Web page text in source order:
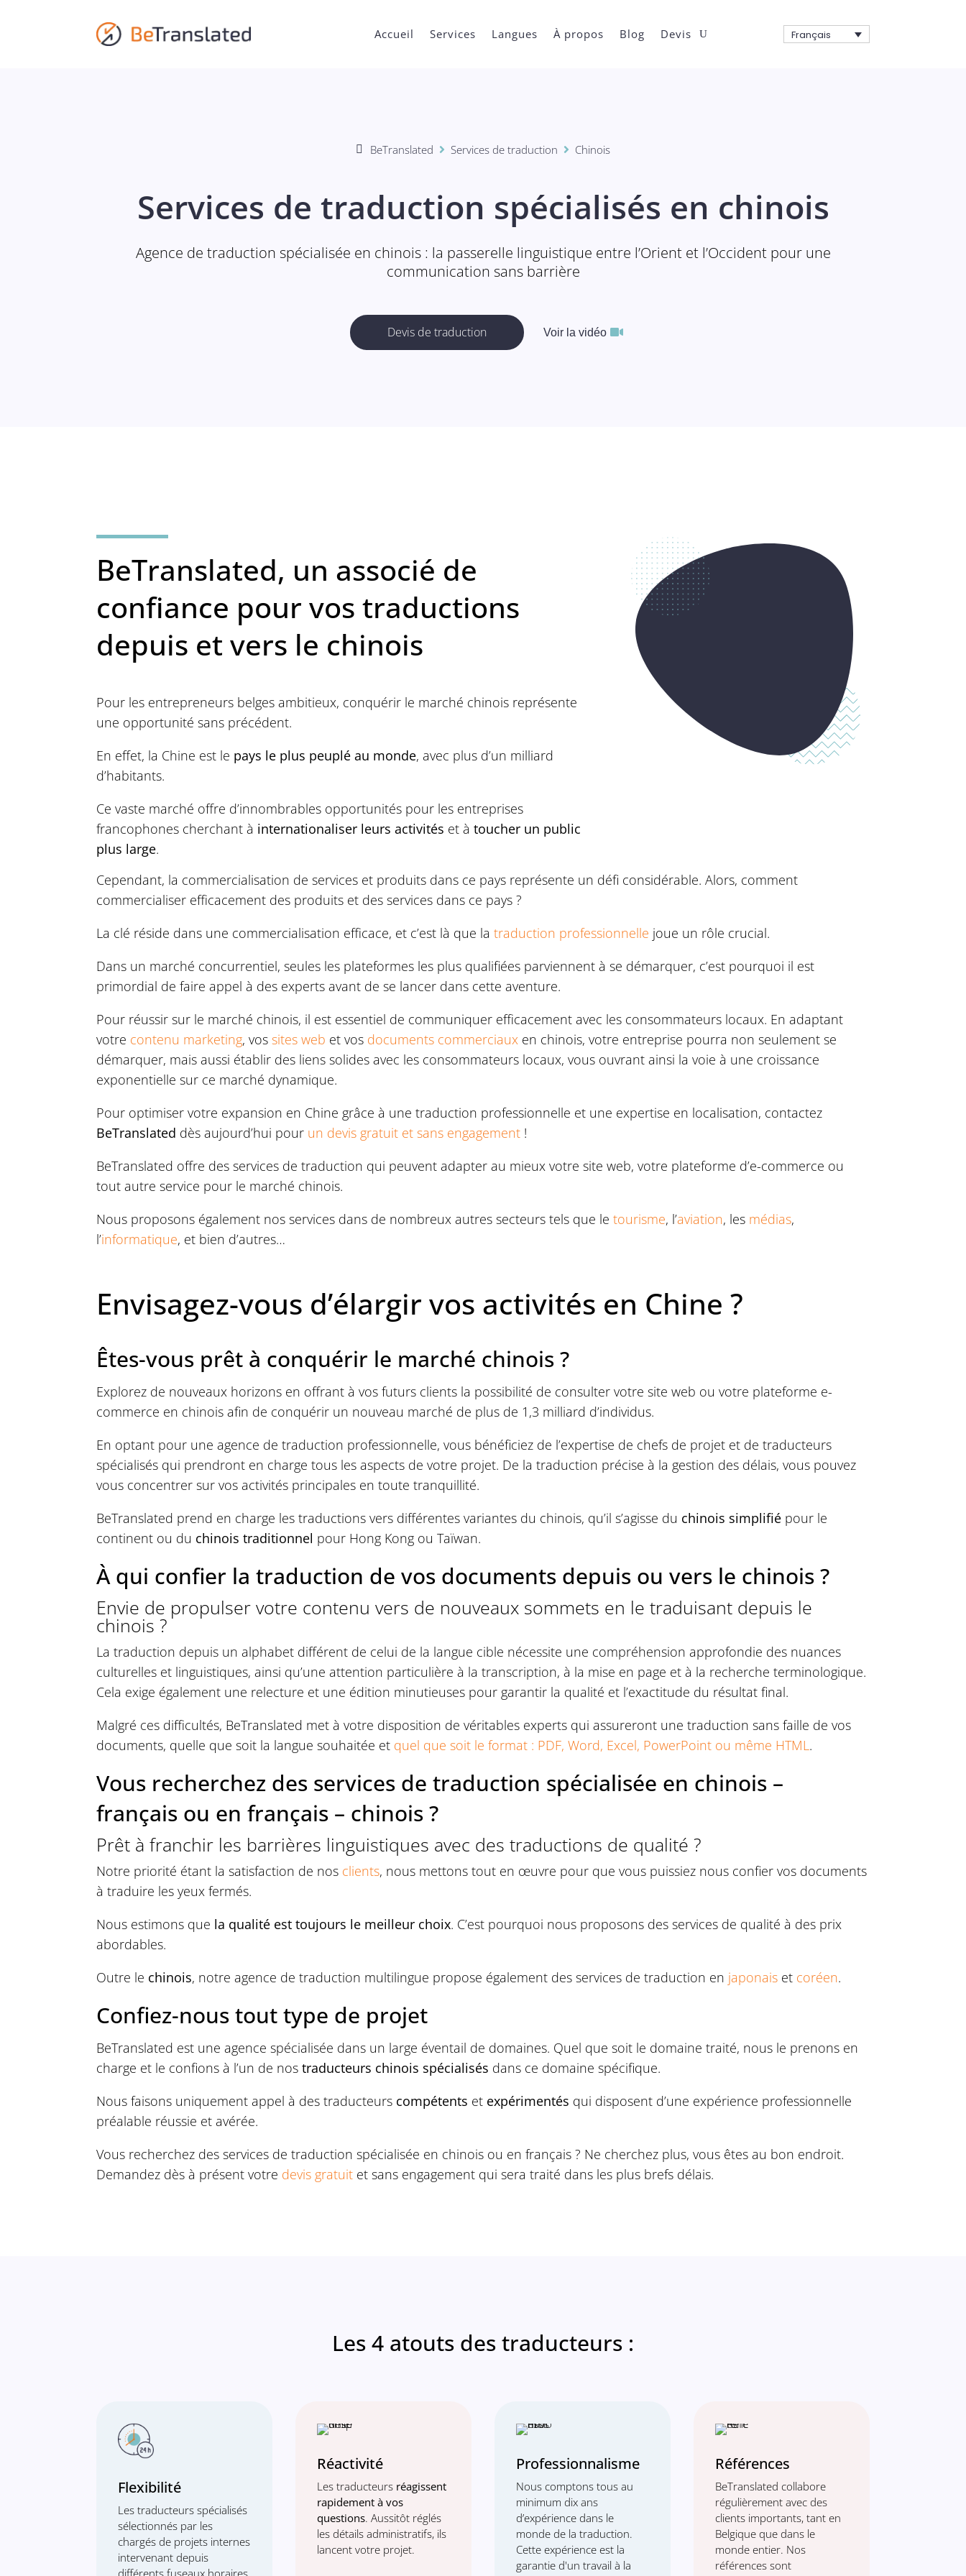
Accueil Services Langues À propos Blog Devis Français
BeTranslated  Services de traduction  Chinois
Services de traduction spécialisés en chinois
Agence de traduction spécialisée en chinois : la passerelle linguistique entre l’Orient et l’Occident pour une
communication sans barrière
Devis de traduction Voir la vidéo
BeTranslated, un associé de
confiance pour vos traductions
depuis et vers le chinois
Pour les entrepreneurs belges ambitieux, conquérir le marché chinois représente
une opportunité sans précédent.
En effet, la Chine est le pays le plus peuplé au monde, avec plus d’un milliard
d’habitants.
Ce vaste marché offre d’innombrables opportunités pour les entreprises
francophones cherchant à internationaliser leurs activités et àtoucher un public
plus large.
Cependant, la commercialisation de services et produits dans ce pays représente un défi considérable. Alors, comment
commercialiser efficacement des produits et des services dans ce pays ?
La clé réside dans une commercialisation efficace, et c’est là que latraduction professionnelle joue un rôle crucial.
Dans un marché concurrentiel, seules les plateformes les plus qualifiées parviennent à se démarquer, c’est pourquoi il est
primordial de faire appel à des experts avant de se lancer dans cette aventure.
Pour réussir sur le marché chinois, il est essentiel de communiquer efficacement avec les consommateurs locaux. En adaptant
votre contenu marketing, vos sites web et vos documents commerciaux en chinois, votre entreprise pourra non seulement se
démarquer, mais aussi établir des liens solides avec les consommateurs locaux, vous ouvrant ainsi la voie à une croissance
exponentielle sur ce marché dynamique.
Pour optimiser votre expansion en Chine grâce à une traduction professionnelle et une expertise en localisation, contactez
BeTranslated dès aujourd’hui pour un devis gratuit et sans engagement !
BeTranslated offre des services de traduction qui peuvent adapter au mieux votre site web, votre plateforme d’e-commerce ou
tout autre service pour le marché chinois.
Nous proposons également nos services dans de nombreux autres secteurs tels que letourisme, l’aviation, les médias,
l’informatique, et bien d’autres…
Envisagez-vous d’élargir vos activités en Chine ?
Êtes-vous prêt à conquérir le marché chinois ?
Explorez de nouveaux horizons en offrant à vos futurs clients la possibilité de consulter votre site web ou votre plateforme e-
commerce en chinois afin de conquérir un nouveau marché de plus de 1,3 milliard d’individus.
En optant pour une agence de traduction professionnelle, vous bénéficiez de l’expertise de chefs de projet et de traducteurs
spécialisés qui prendront en charge tous les aspects de votre projet. De la traduction précise à la gestion des délais, vous pouvez
vous concentrer sur vos activités principales en toute tranquillité.
BeTranslated prend en charge les traductions vers différentes variantes du chinois, qu’il s’agisse du chinois simplifié pour le
continent ou du chinois traditionnel pour Hong Kong ou Taïwan.
À qui confier la traduction de vos documents depuis ou vers le chinois ?
Envie de propulser votre contenu vers de nouveaux sommets en le traduisant depuis le
chinois ?
La traduction depuis un alphabet différent de celui de la langue cible nécessite une compréhension approfondie des nuances
culturelles et linguistiques, ainsi qu’une attention particulière à la transcription, à la mise en page et à la recherche terminologique.
Cela exige également une relecture et une édition minutieuses pour garantir la qualité et l’exactitude du résultat final.
Malgré ces difficultés, BeTranslated met à votre disposition de véritables experts qui assureront une traduction sans faille de vos
documents, quelle que soit la langue souhaitée et quel que soit le format : PDF, Word, Excel, PowerPoint ou même HTML.
Vous recherchez des services de traduction spécialisée en chinois –
français ou en français – chinois ?
Prêt à franchir les barrières linguistiques avec des traductions de qualité ?
Notre priorité étant la satisfaction de nos clients, nous mettons tout en œuvre pour que vous puissiez nous confier vos documents
à traduire les yeux fermés.
Nous estimons que la qualité est toujours le meilleur choix. C’est pourquoi nous proposons des services de qualité à des prix
abordables.
Outre le chinois, notre agence de traduction multilingue propose également des services de traduction en japonais et coréen.
Confiez-nous tout type de projet
BeTranslated est une agence spécialisée dans un large éventail de domaines. Quel que soit le domaine traité, nous le prenons en
charge et le confions à l’un de nostraducteurs chinois spécialisés dans ce domaine spécifique.
Nous faisons uniquement appel à des traducteurs compétents et expérimentés qui disposent d’une expérience professionnelle
préalable réussie et avérée.
Vous recherchez des services de traduction spécialisée en chinois ou en français ? Ne cherchez plus, vous êtes au bon endroit.
Demandez dès à présent votre devis gratuit et sans engagement qui sera traité dans les plus brefs délais.
Les 4 atouts des traducteurs :
Flexibilité
Les traducteurs spécialisés
sélectionnés par les
chargés de projets internes
intervenant depuis
différents fuseaux horaires,
Réactivité
Les traducteurs réagissent
rapidement à vos
questions. Aussitôt réglés
les détails administratifs, ils
lancent votre projet.
Professionnalisme
Nous comptons tous au
minimum dix ans
d’expérience dans le
monde de la traduction.
Cette expérience est la
garantie d'un travail à la
Références
BeTranslated collabore
régulièrement avec des
clients importants, tant en
Belgique que dans le
monde entier. Nos
références sont